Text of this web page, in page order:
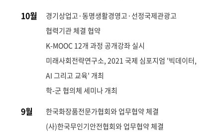
10월
경기상업고·동명생활경영고·선정국제관광고
협력기관 체결 협약
K-MOOC 12개 과정 공개강좌 실시
미래사회전략연구소, 2021 국제 심포지엄 '빅데이터,
AI 그리고 교육' 개최
학-군 협의체 세미나 개최
9월
한국화장품전문가협회와 업무협약 체결
(사)한국무인기안전협회와 업무협약 체결